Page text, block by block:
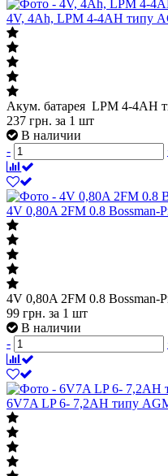
4V, 4Ah, LPM 4-4АН типу
Акум. батарея LPM 4-4АН
237 грн. за 1 шт
В наличии
-
4V 0,80A 2FM 0.8 Bossman-
4V 0,80A 2FM 0.8 Bossman-
99 грн. за 1 шт
В наличии
-
6V7A LP 6- 7,2АН типу